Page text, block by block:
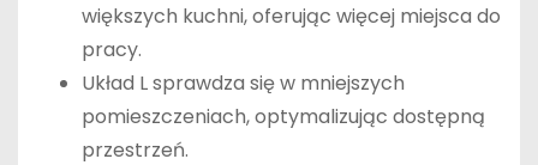
większych kuchni, oferując więcej miejsca do
pracy.
Układ L sprawdza się w mniejszych
pomieszczeniach, optymalizując dostępną
przestrzeń.